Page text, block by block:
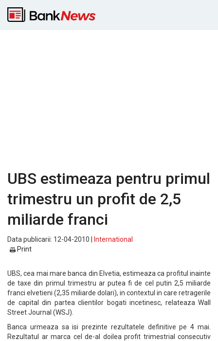
UBS estimeaza pentru primul
trimestru un profit de 2,5
miliarde franci
Data publicarii: 12-04-2010 |
International
Print
UBS, cea mai mare banca din Elvetia, estimeaza ca profitul inainte
de taxe din primul trimestru ar putea fi de cel putin 2,5 miliarde
franci elvetieni (2,35 miliarde dolari), in contextul in care retragerile
de capital din partea clientilor bogati incetinesc, relateaza Wall
Street Journal (WSJ).
Banca urmeaza sa isi prezinte rezultatele definitive pe 4 mai.
Rezultatul ar marca cel de-al doilea profit trimestrial consecutiv